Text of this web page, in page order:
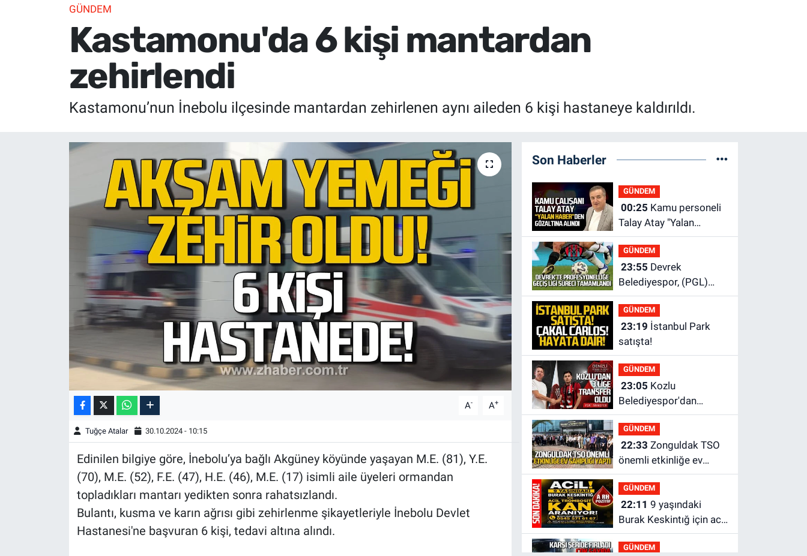
GÜNDEM
Kastamonu'da 6 kişi mantardan
zehirlendi
Kastamonu’nun İnebolu ilçesinde mantardan zehirlenen aynı aileden 6 kişi hastaneye kaldırıldı.
A- A+
Tuğçe Atalar 30.10.2024 - 10:15
Edinilen bilgiye göre, İnebolu’ya bağlı Akgüney köyünde yaşayan M.E. (81), Y.E.
(70), M.E. (52), F.E. (47), H.E. (46), M.E. (17) isimli aile üyeleri ormandan
topladıkları mantarı yedikten sonra rahatsızlandı.
Bulantı, kusma ve karın ağrısı gibi zehirlenme şikayetleriyle İnebolu Devlet
Hastanesi'ne başvuran 6 kişi, tedavi altına alındı.
Son Haberler
GÜNDEM
00:25
Talay Atay "Yalan
Haber"den gözaltına
alındı
GÜNDEM
23:55
Belediyespor, (PGL)
sürecini resmi olarak
tamamladı
GÜNDEM
23:19
satışta!
GÜNDEM
23:05
Belediyespor'dan
3.Lig'e transfer oldu
GÜNDEM
22:33
önemli etkinliğe ev
sahipliği yaptı
GÜNDEM
22:11
Burak Keskintığ için acil
Trombosit Arh (+) kana
ihtiyaç var
GÜNDEM